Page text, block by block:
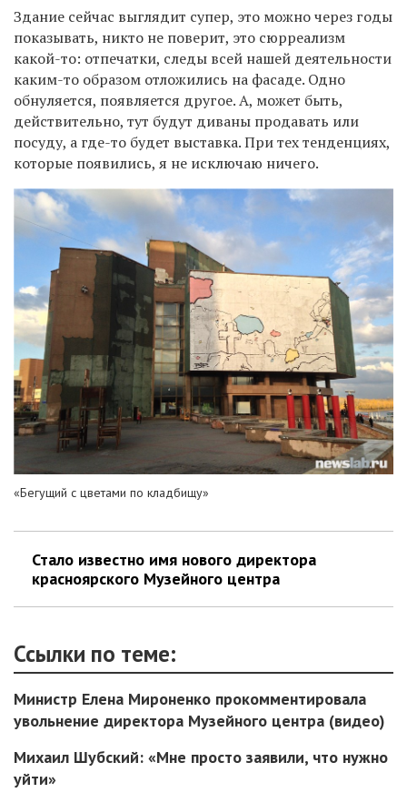
Здание сейчас выглядит супер, это можно через годы
показывать, никто не поверит, это сюрреализм
какой-то: отпечатки, следы всей нашей деятельности
каким-то образом отложились на фасаде. Одно
обнуляется, появляется другое. А, может быть,
действительно, тут будут диваны продавать или
посуду, а где-то будет выставка. При тех тенденциях,
которые появились, я не исключаю ничего.
«Бегущий с цветами по кладбищу»
Стало известно имя нового директора
красноярского Музейного центра
Ссылки по теме:
Министр Елена Мироненко прокомментировала
увольнение директора Музейного центра (видео)
Михаил Шубский: «Мне просто заявили, что нужно
уйти»